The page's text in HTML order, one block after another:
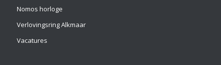
Nomos horloge
Verlovingsring Alkmaar
Vacatures